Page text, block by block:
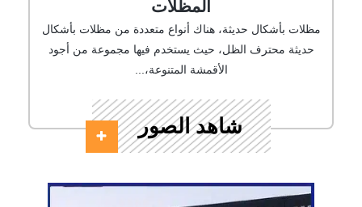
المظلات
مظلات بأشكال حديثة، هناك أنواع متعددة من مظلات بأشكال
حديثة محترف الظل، حيث يستخدم فيها مجموعة من أجود
الأقمشة المتنوعة،...
شاهد الصور